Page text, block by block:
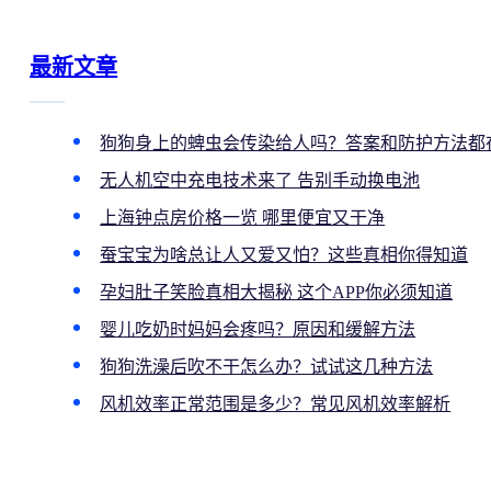
最新文章
狗狗身上的蜱虫会传染给人吗？答案和防护方法都
无人机空中充电技术来了 告别手动换电池
上海钟点房价格一览 哪里便宜又干净
蚕宝宝为啥总让人又爱又怕？这些真相你得知道
孕妇肚子笑脸真相大揭秘 这个APP你必须知道
婴儿吃奶时妈妈会疼吗？原因和缓解方法
狗狗洗澡后吹不干怎么办？试试这几种方法
风机效率正常范围是多少？常见风机效率解析